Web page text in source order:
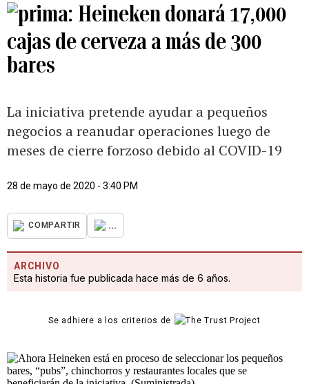
Heineken donará 17,000
cajas de cerveza a más de 300
bares
La iniciativa pretende ayudar a pequeños
negocios a reanudar operaciones luego de
meses de cierre forzoso debido al COVID-19
28 de mayo de 2020 - 3:40 PM
COMPARTIR ...
ARCHIVO
Esta historia fue publicada hace más de 6 años.
Se adhiere a los criterios de